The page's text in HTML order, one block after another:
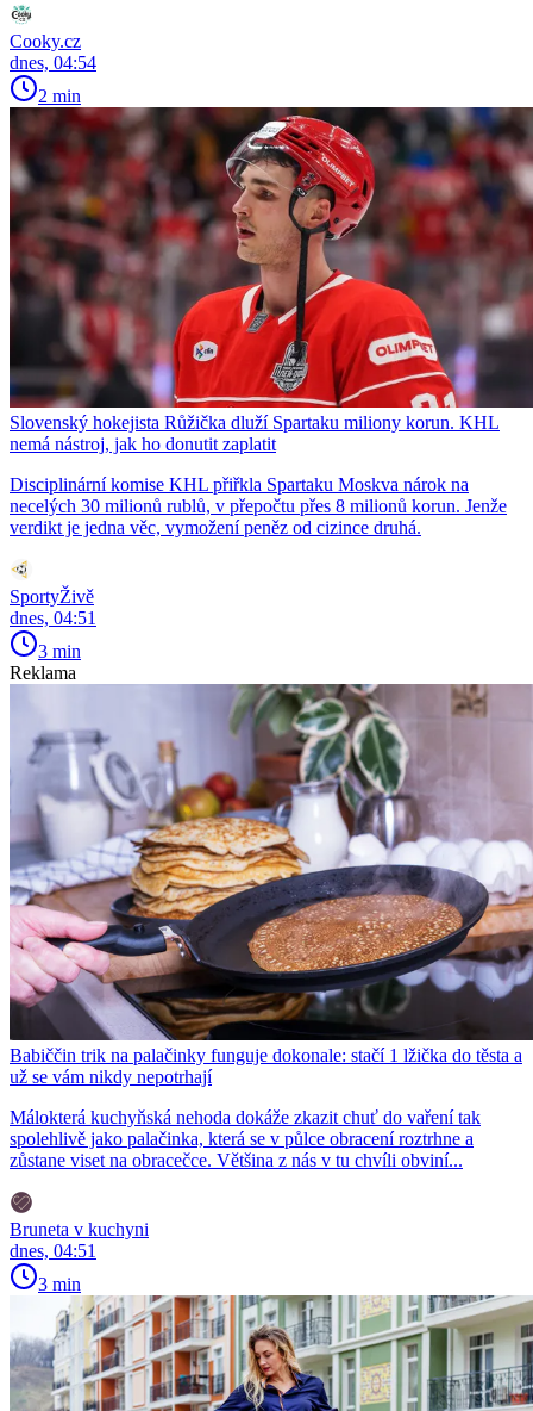
Cooky.cz
dnes, 04:54
2 min
Slovenský hokejista Růžička dluží Spartaku miliony korun. KHL
nemá nástroj, jak ho donutit zaplatit
Disciplinární komise KHL přiřkla Spartaku Moskva nárok na
necelých 30 milionů rublů, v přepočtu přes 8 milionů korun. Jenže
verdikt je jedna věc, vymožení peněz od cizince druhá.
SportyŽivě
dnes, 04:51
3 min
Reklama
Babiččin trik na palačinky funguje dokonale: stačí 1 lžička do těsta a
už se vám nikdy nepotrhají
Málokterá kuchyňská nehoda dokáže zkazit chuť do vaření tak
spolehlivě jako palačinka, která se v půlce obracení roztrhne a
zůstane viset na obracečce. Většina z nás v tu chvíli obviní...
Bruneta v kuchyni
dnes, 04:51
3 min